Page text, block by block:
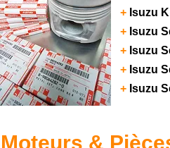
+ Isuzu
+ Isuzu
+ Isuzu
+ Isuzu
+ Isuzu
Moteurs &